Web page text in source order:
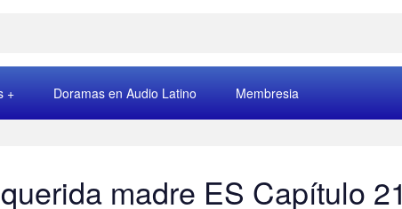
Doramas en Audio Latino Membresia
madre ES Capítulo 21